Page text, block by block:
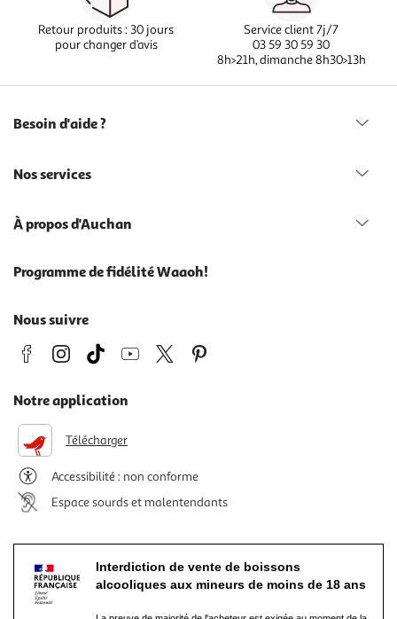
Retour produits : 30 jours
pour changer d’avis
Service client 7j/7
03 59 30 59 30
8h>21h, dimanche 8h30>13h
Besoin d'aide ?
Nos services
À propos d'Auchan
Programme de fidélité Waaoh!
Nous suivre
Notre application
Télécharger
Accessibilité : non conforme
Espace sourds et malentendants
Interdiction de vente de boissons
alcooliques aux mineurs de moins de 18 ans